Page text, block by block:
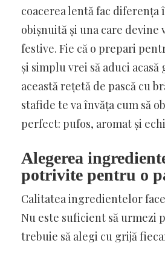
coacerea lentă fac diferența
obișnuită și una care devine
festive. Fie că o prepari
și simplu vrei să aduci
această rețetă de pască cu
stafide te va învăța cum să
perfect: pufos, aromat și
Alegerea
potrivite pentru o
Calitatea ingredientelor
Nu este suficient să urmezi
trebuie să alegi cu grijă